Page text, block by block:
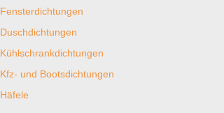
Fensterdichtungen
Duschdichtungen
Kühlschrankdichtungen
Kfz- und Bootsdichtungen
Häfele